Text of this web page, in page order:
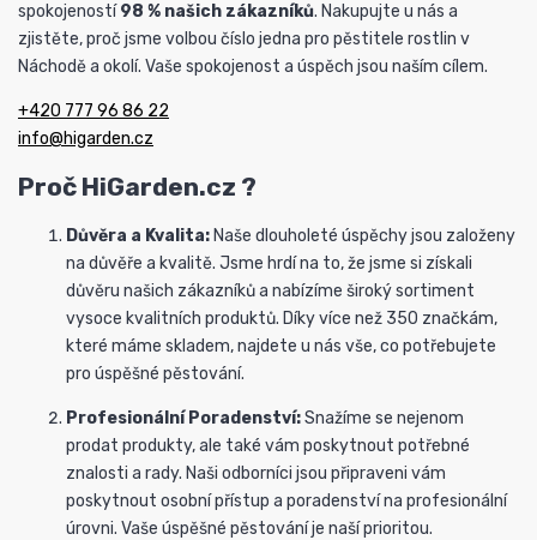
spokojeností98 % našich zákazníků. Nakupujte u nás a
zjistěte, proč jsme volbou číslo jedna pro pěstitele rostlin v
Náchodě a okolí. Vaše spokojenost a úspěch jsou naším cílem.
+420 777 96 86 22
info@higarden.cz
Proč HiGarden.cz ?
Důvěra a Kvalita: Naše dlouholeté úspěchy jsou založeny
na důvěře a kvalitě. Jsme hrdí na to, že jsme si získali
důvěru našich zákazníků a nabízíme široký sortiment
vysoce kvalitních produktů. Díky více než 350 značkám,
které máme skladem, najdete u nás vše, co potřebujete
pro úspěšné pěstování.
Profesionální Poradenství:Snažíme se nejenom
prodat produkty, ale také vám poskytnout potřebné
znalosti a rady. Naši odborníci jsou připraveni vám
poskytnout osobní přístup a poradenství na profesionální
úrovni. Vaše úspěšné pěstování je naší prioritou.